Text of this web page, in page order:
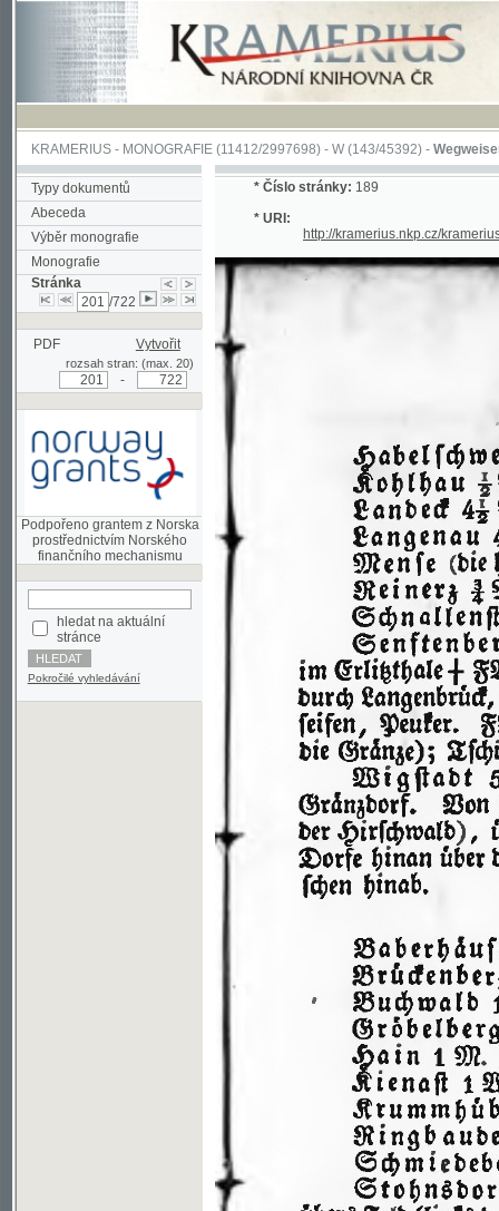
KRAMERIUS-MONOGRAFIE(11412/2997698) -W (143/45392)-Wegweiser durch
Typy dokumentů
Abeceda
Výběr monografie
Monografie
Stránka
/722
PDF Vytvořit
rozsah stran: (max. 20)
Podpořeno grantem z Norska
prostřednictvím Norského
hledat na aktuální
stránce
Pokročilé vyhledávání
http://kramerius.nkp.cz/kramerius/